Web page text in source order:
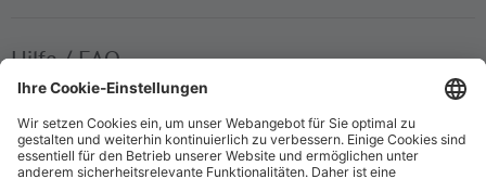
Hilfe / FAQ
Die wichtigsten Antworten und Hilfestellungen für unterwegs